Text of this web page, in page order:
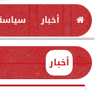
أخبار
أخبار